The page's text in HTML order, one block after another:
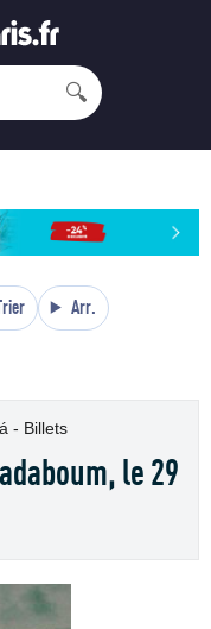
🔍
Arr.
- Billets
le 29